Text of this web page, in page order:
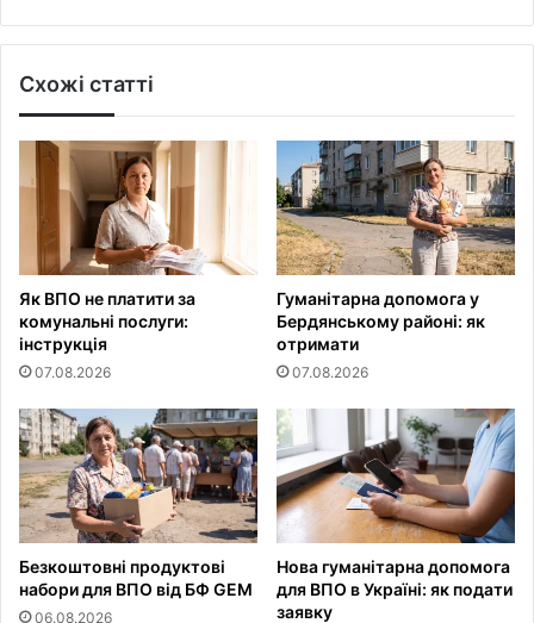
Схожі статті
Як ВПО не платити за
комунальні послуги:
інструкція
07.08.2026
Гуманітарна допомога у
Бердянському районі: як
отримати
07.08.2026
Безкоштовні продуктові
набори для ВПО від БФ GEM
06.08.2026
Нова гуманітарна допомога
для ВПО в Україні: як подати
заявку